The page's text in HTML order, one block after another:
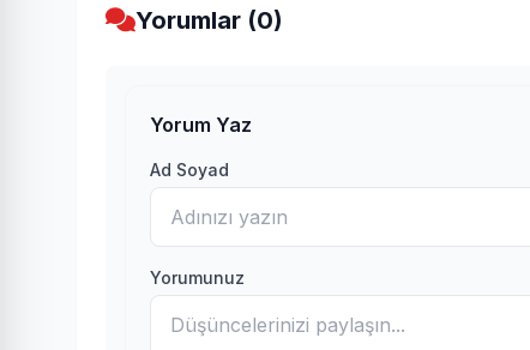
Yorumlar (0)
Yorum Yaz
Ad Soyad
Yorumunuz